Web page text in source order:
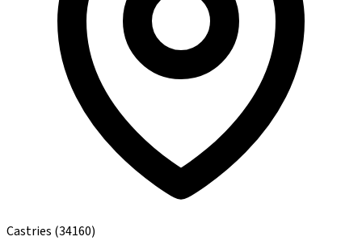
Castries (34160)